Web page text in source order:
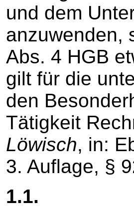
und dem
anzuwenden,
Abs. 4 HGB
gilt für die
den
Tätigkeit
Löwisch, in:
3. Auflage, §
1.1.